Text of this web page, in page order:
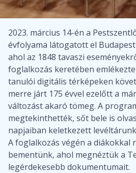
2023. március 14-én a
évfolyama látogatott el
ahol az 1848 tavaszi
foglalkozás keretében
tanulói digitális térképeken
merre járt 175 évvel ezelőtt a
változást akaró tömeg. A
megtekinthették, sőt bele is
napjaiban keletkezett
A foglalkozás végén a diákokkal
bementünk, ahol megnéztük a
legérdekesebb dokumentumait.